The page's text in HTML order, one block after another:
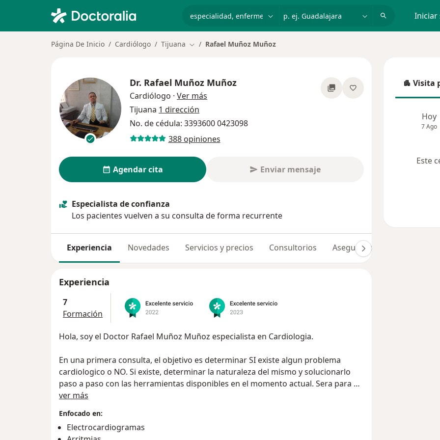
Iniciar
Página De Inicio Cardiólogo Tijuana Cambiar de ciudad
Rafael Muñoz Muñoz
Dr. Rafael Muñoz Muñoz
Cardiólogo · Ver más
Tijuana 1 dirección
No. de cédula: 3393600 0423098
388 opiniones
Agendar cita Enviar mensaje
Especialista de confianza
Los pacientes vuelven a su consulta de forma recurrente
Experiencia Novedades Servicios y precios Consultorios Aseguradoras
Experiencia
7
Formación
Hola, soy el Doctor Rafael Muñoz Muñoz especialista en Cardiologia.
En una primera consulta, el objetivo es determinar SI existe algun problema
cardiologico o NO. Si existe, determinar la naturaleza del mismo y solucionarlo
paso a paso con las herramientas disponibles en el momento actual. Sera para mi
un placer atenderlo.
ver más
Enfocado en:
Electrocardiogramas
Visita
Visita
Hoy
7 Ago
Este